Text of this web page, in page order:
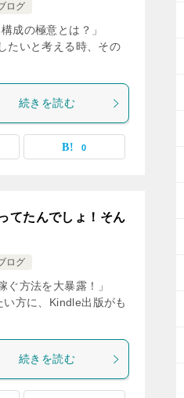
ログ
構成の極意とは？」
たいと考える時、その
続きを読む
0
てたんでしょ！そん
ログ
ぐ方法を大暴露！」
方に、Kindle出版がも
続きを読む